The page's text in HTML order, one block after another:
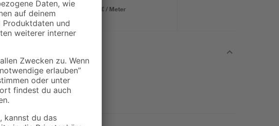
21,50 € / Meter